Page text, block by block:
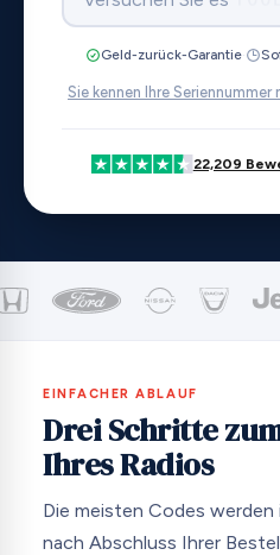
Geld-zurück-Garantie·
Sie kennen Ihre
22,209
EINFACHER ABLAUF
Drei Schritte
Ihres Radios
Die meisten Codes werden
nach Abschluss Ihrer